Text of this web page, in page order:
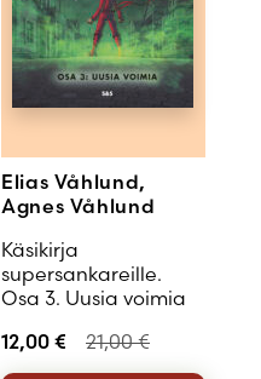
Elias Våhlund,
Agnes Våhlund
Käsikirja
supersankareille.
Osa 3. Uusia voimia
12,00 € 21,00€